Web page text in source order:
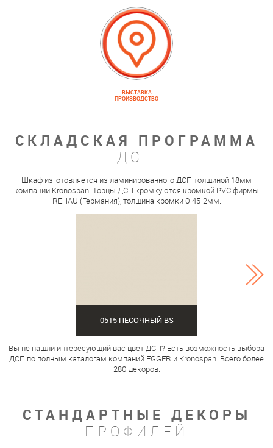
ВЫСТАВКА
ПРОИЗВОДСТВО
СКЛАДСКАЯ ПРОГРАММА
ДСП
Шкаф изготовляется из ламинированного ДСП толщиной 18мм
компании Kronospan. Торцы ДСП кромкуются кромкой PVC фирмы
REHAU (Германия), толщина кромки 0.45-2мм.
0515 ПЕСОЧНЫЙ BS
Вы не нашли интересующий вас цвет ДСП? Есть возможность выбора
ДСП по полным каталогам компаний EGGER и Kronospan. Всего более
280 декоров.
СТАНДАРТНЫЕ ДЕКОРЫ
ПРОФИЛЕЙ